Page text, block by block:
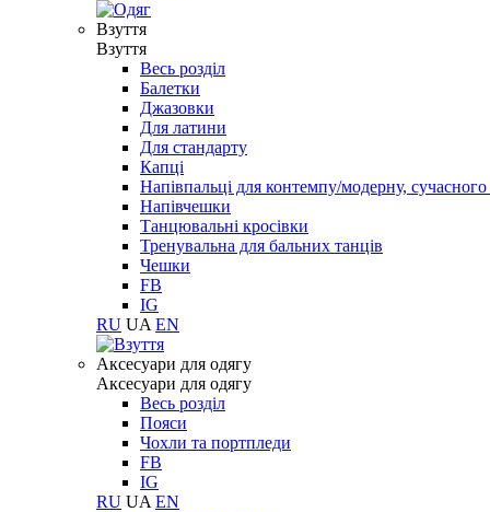
Взуття
Взуття
Весь розділ
Балетки
Джазовки
Для латини
Для стандарту
Капці
Напівпальці для контемпу/модерну,
Напівчешки
Танцювальні кросівки
Тренувальна для бальних танців
Чешки
FB
IG
RU UA EN
Aксесуари для одягу
Aксесуари для одягу
Весь розділ
Пояси
Чохли та портпледи
FB
IG
RU UA EN